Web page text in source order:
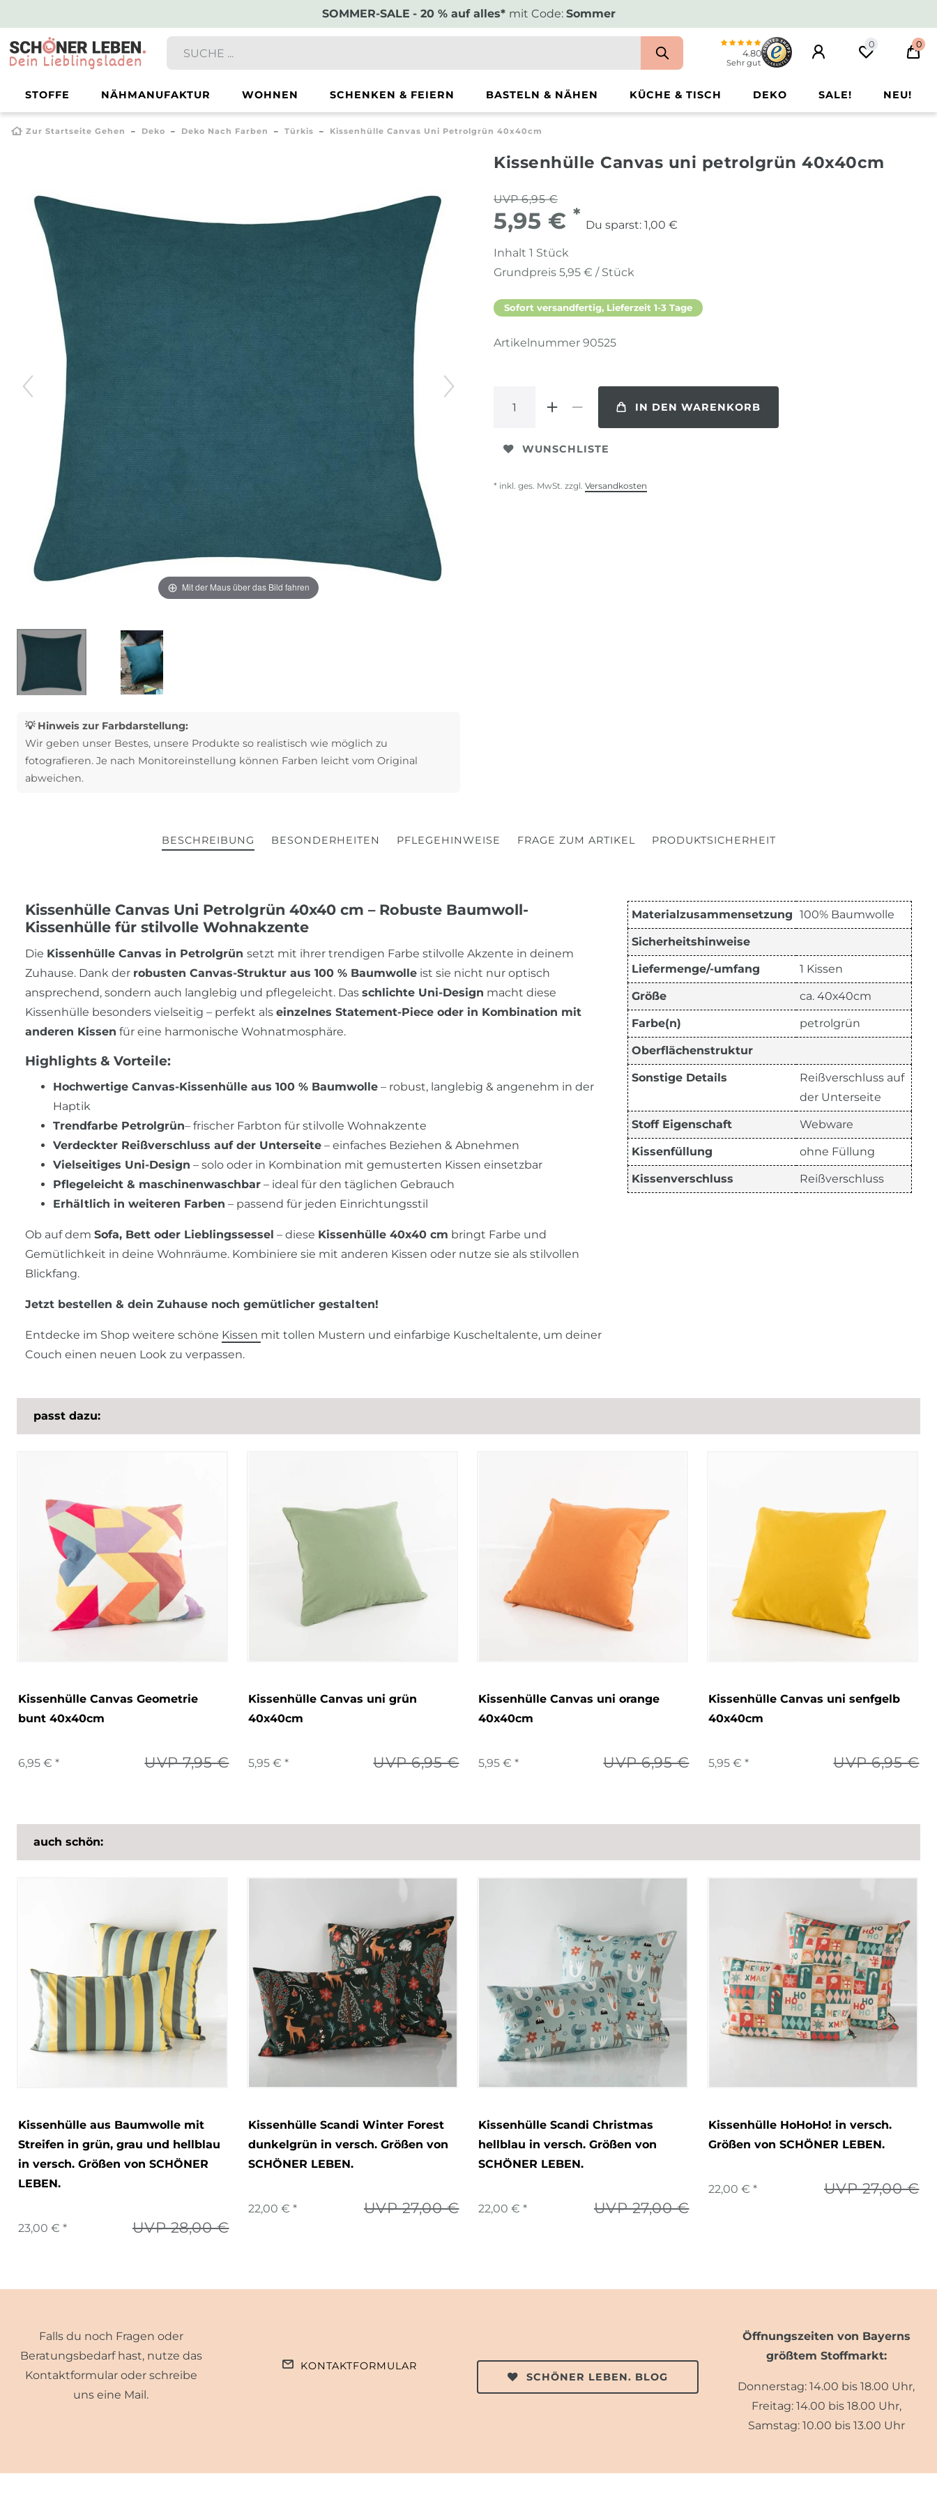
SOMMER-SALE - 20 % auf alles* mit Code: Sommer
4.80
Sehr gut
0 0
STOFFE NÄHMANUFAKTUR WOHNEN SCHENKEN & FEIERN BASTELN & NÄHEN KÜCHE & TISCH DEKO SALE! NEU!
Zur Startseite Gehen Deko Deko Nach Farben Türkis Kissenhülle Canvas Uni Petrolgrün 40x40cm
Mit der Maus über das Bild fahren
💡 Hinweis zur Farbdarstellung:
Wir geben unser Bestes, unsere Produkte so realistisch wie möglich zu
fotografieren. Je nach Monitoreinstellung können Farben leicht vom Original
abweichen.
Kissenhülle Canvas uni petrolgrün 40x40cm
UVP 6,95 €
5,95 € *
Du sparst: 1,00 €
Inhalt 1 Stück
Grundpreis 5,95 € / Stück
Sofort versandfertig, Lieferzeit 1-3 Tage
Artikelnummer 90525
IN DEN WARENKORB
WUNSCHLISTE
* inkl. ges. MwSt. zzgl. Versandkosten
BESCHREIBUNG BESONDERHEITEN PFLEGEHINWEISE FRAGE ZUM ARTIKEL PRODUKTSICHERHEIT
Kissenhülle Canvas Uni Petrolgrün 40x40 cm – Robuste Baumwoll-
Kissenhülle für stilvolle Wohnakzente
Die Kissenhülle Canvas in Petrolgrün setzt mit ihrer trendigen Farbe stilvolle Akzente in deinem
Zuhause. Dank der robusten Canvas-Struktur aus 100 % Baumwolle ist sie nicht nur optisch
ansprechend, sondern auch langlebig und pflegeleicht. Das schlichte Uni-Design macht diese
Kissenhülle besonders vielseitig – perfekt als einzelnes Statement-Piece oder in Kombination mit
anderen Kissen für eine harmonische Wohnatmosphäre.
Highlights & Vorteile:
Hochwertige Canvas-Kissenhülle aus 100 % Baumwolle – robust, langlebig & angenehm in der
Haptik
Trendfarbe Petrolgrün– frischer Farbton für stilvolle Wohnakzente
Verdeckter Reißverschluss auf der Unterseite – einfaches Beziehen & Abnehmen
Vielseitiges Uni-Design – solo oder in Kombination mit gemusterten Kissen einsetzbar
Pflegeleicht & maschinenwaschbar – ideal für den täglichen Gebrauch
Erhältlich in weiteren Farben – passend für jeden Einrichtungsstil
Ob auf dem Sofa, Bett oder Lieblingssessel – diese Kissenhülle 40x40 cm bringt Farbe und
Gemütlichkeit in deine Wohnräume. Kombiniere sie mit anderen Kissen oder nutze sie als stilvollen
Blickfang.
Jetzt bestellen & dein Zuhause noch gemütlicher gestalten!
Entdecke im Shop weitere schöne Kissen mit tollen Mustern und einfarbige Kuscheltalente, um deiner
Couch einen neuen Look zu verpassen.
Materialzusammensetzung 100% Baumwolle
Sicherheitshinweise
Liefermenge/-umfang 1 Kissen
Größe ca. 40x40cm
Farbe(n) petrolgrün
Oberflächenstruktur
Sonstige Details
Reißverschluss auf
der Unterseite
Stoff Eigenschaft Webware
Kissenfüllung ohne Füllung
Kissenverschluss Reißverschluss
passt dazu:
Kissenhülle Canvas Geometrie
bunt 40x40cm
UVP 7,95 €
6,95 € *
Kissenhülle Canvas uni grün
40x40cm
UVP 6,95 €
5,95 € *
Kissenhülle Canvas uni orange
40x40cm
UVP 6,95 €
5,95 € *
Kissenhülle Canvas uni senfgelb
40x40cm
UVP 6,95 €
5,95 € *
auch schön:
Kissenhülle aus Baumwolle mit
Streifen in grün, grau und hellblau
in versch. Größen von SCHÖNER
LEBEN.
UVP 28,00 €
23,00 € *
Kissenhülle Scandi Winter Forest
dunkelgrün in versch. Größen von
SCHÖNER LEBEN.
UVP 27,00 €
22,00 € *
Kissenhülle Scandi Christmas
hellblau in versch. Größen von
SCHÖNER LEBEN.
UVP 27,00 €
22,00 € *
Kissenhülle HoHoHo! in versch.
Größen von SCHÖNER LEBEN.
UVP 27,00 €
22,00 € *
Falls du noch Fragen oder
Beratungsbedarf hast, nutze das
Kontaktformular oder schreibe
uns eine Mail.
KONTAKTFORMULAR
SCHÖNER LEBEN. BLOG
Öffnungszeiten von Bayerns
größtem Stoffmarkt:
Donnerstag: 14.00 bis 18.00 Uhr,
Freitag: 14.00 bis 18.00 Uhr,
Samstag: 10.00 bis 13.00 Uhr